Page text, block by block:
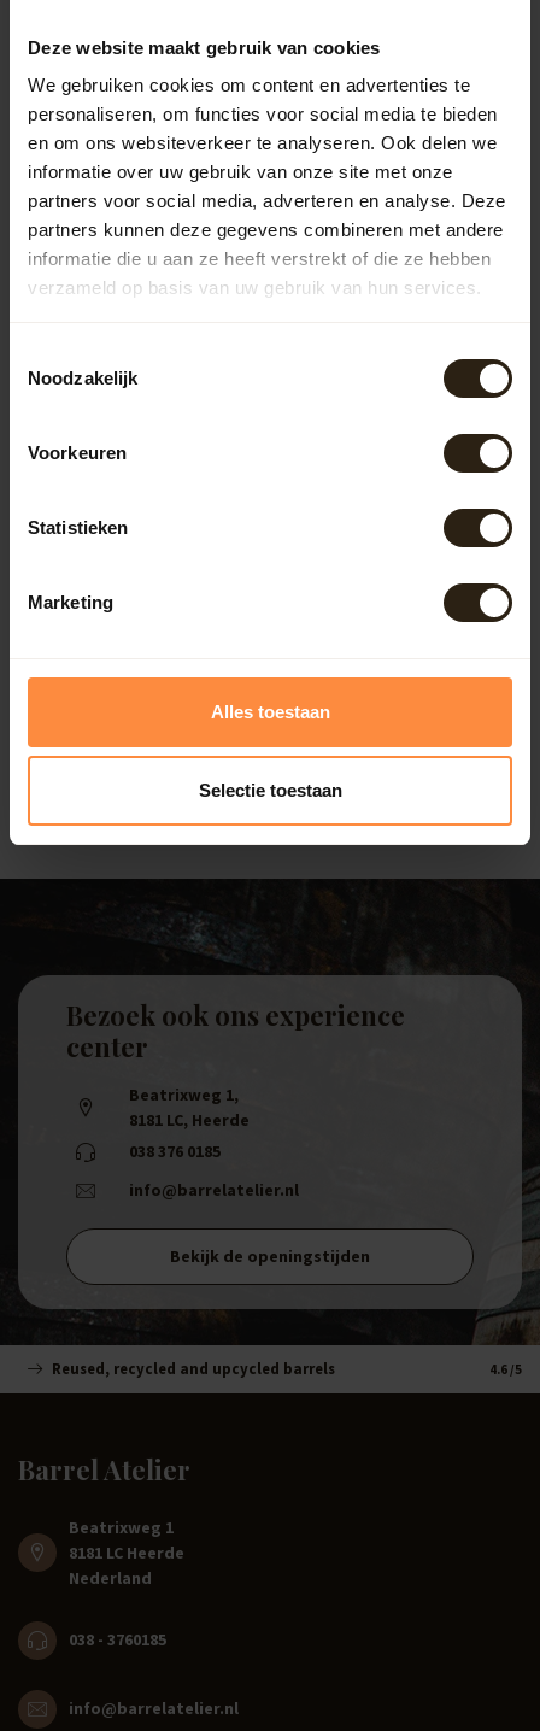
Deze website maakt gebruik van cookies
We gebruiken cookies om content en advertenties te
personaliseren, om functies voor social media te bieden
en om ons websiteverkeer te analyseren. Ook delen we
informatie over uw gebruik van onze site met onze
partners voor social media, adverteren en analyse. Deze
partners kunnen deze gegevens combineren met andere
informatie die u aan ze heeft verstrekt of die ze hebben
verzameld op basis van uw gebruik van hun services.
Noodzakelijk
Voorkeuren
Statistieken
Marketing
Alles toestaan
Selectie toestaan
regentonnen bieden een authentieke uitstraling en
passen goed in natuurlijke tuinen. Zinken regentonnen
hebben een strakke, moderne look en zijn zeer duurzaam.
Kunststof regentonnen zijn lichtgewicht en
onderhoudsvriendelijk, maar missen vaak de charme van
natuurlijke materialen.
Houten regentonnen
De houten regentonnen van Barrel Atelier zijn vervaardigd
uit gerecyclede wijn-, whisky- en portvaten. Deze unieke
regentonnen combineren functionaliteit met een
materialen bij aan een duurzamere leefomgeving.
Onze zinken regentonnen zijn niet alleen praktisch, maar
De tijdloze uitstraling van zink maakt deze regentonnen
geschikt voor zowel klassieke als moderne tuinen in
Regentonnen met pomp of kraan
een ingebouwde pomp of kraan. Hiermee kun je eenvoudig
bewateren van je planten efficiënter en aangenamer,
terwijl je tegelijkertijd bijdraagt aan waterbesparing.
Bezoek ook ons experience
center
Beatrixweg 1,
8181 LC, Heerde
038 376 0185
info@barrelatelier.nl
Bekijk de openingstijden
Reused, recycled and upcycled barrels 4.6 /5
Barrel Atelier
Beatrixweg 1
8181 LC Heerde
Nederland
038 - 3760185
info@barrelatelier.nl